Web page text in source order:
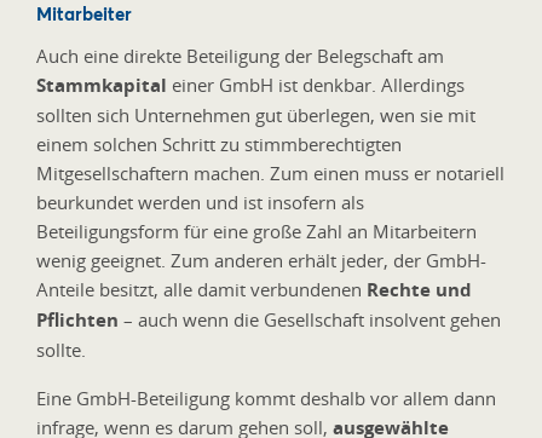
Mitarbeiter
Auch eine direkte Beteiligung der Belegschaft am
Stammkapital einer GmbH ist denkbar. Allerdings
sollten sich Unternehmen gut überlegen, wen sie mit
einem solchen Schritt zu stimmberechtigten
Mitgesellschaftern machen. Zum einen muss er notariell
beurkundet werden und ist insofern als
Beteiligungsform für eine große Zahl an Mitarbeitern
wenig geeignet. Zum anderen erhält jeder, der GmbH-
Anteile besitzt, alle damit verbundenen Rechte und
Pflichten – auch wenn die Gesellschaft insolvent gehen
sollte.
Eine GmbH-Beteiligung kommt deshalb vor allem dann
infrage, wenn es darum gehen soll, ausgewählte